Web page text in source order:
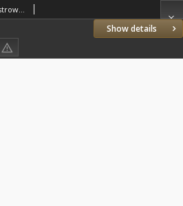
Show details
Bluszcz. Pismo tygodniowe illustrowane dla kobiet. 1884.09.26 (10.08) R.20 nr41